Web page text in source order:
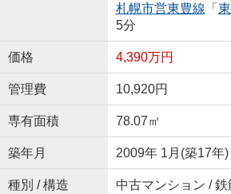
札幌市営東豊線 「
5分
価格 4,390万円
管理費 10,920円
専有面積 78.07㎡
築年月 2009年 1月(築17年)
種別 / 構造 中古マンション / 鉄